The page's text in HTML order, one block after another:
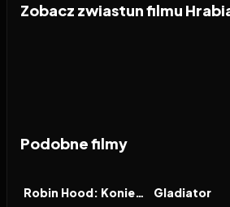
Zobacz zwiastun filmu
Podobne filmy
FILM Robin Hood: Koniec legendy FILM
Gladiator